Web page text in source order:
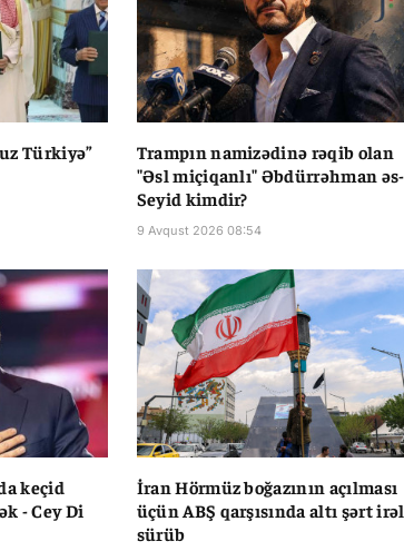
Türkiyə”
Trampın namizədinə rəqib olan
"Əsl miçiqanlı" Əbdürrəhman əs-
Seyid kimdir?
9 Avqust 2026 08:54
keçid
- Cey Di
İran Hörmüz boğazının açılması
üçün ABŞ qarşısında altı şərt
sürüb